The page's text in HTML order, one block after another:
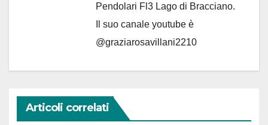
Pendolari Fl3 Lago di Bracciano.
Il suo canale youtube è
@graziarosavillani2210
Articoli correlati